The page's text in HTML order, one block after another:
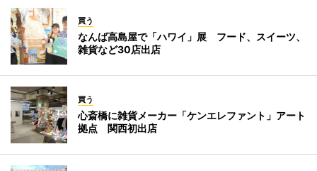
買う
なんば高島屋で「ハワイ」展 フード、スイーツ、
雑貨など30店出店
買う
心斎橋に雑貨メーカー「ケンエレファント」アート
拠点 関西初出店